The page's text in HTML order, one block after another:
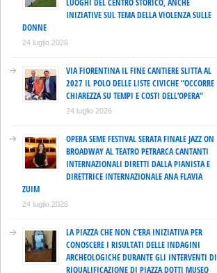
INIZIATIVE SUL TEMA DELLA VIOLENZA SULLE
DONNE
24 luglio 2026
VIA FIORENTINA IL FINE CANTIERE SLITTA AL
2027 IL POLO DELLE LISTE CIVICHE “OCCORRE
CHIAREZZA SU TEMPI E COSTI DELL’OPERA”
24 luglio 2026
OPERA SEME FESTIVAL SERATA FINALE JAZZ ON
BROADWAY AL TEATRO PETRARCA CANTANTI
INTERNAZIONALI DIRETTI DALLA PIANISTA E
DIRETTRICE INTERNAZIONALE ANA FLAVIA
ZUIM
24 luglio 2026
LA PIAZZA CHE NON C’ERA INIZIATIVA PER
CONOSCERE I RISULTATI DELLE INDAGINI
ARCHEOLOGICHE DURANTE GLI INTERVENTI DI
RIQUALIFICAZIONE DI PIAZZA DOTTI MUSEO